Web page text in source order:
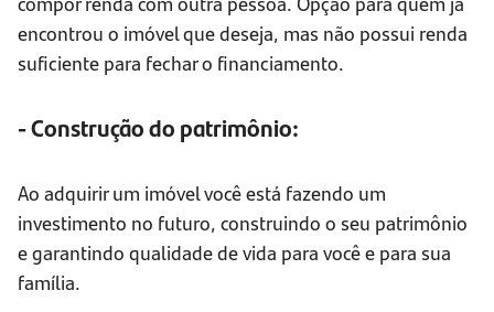
encontrou o imóvel que deseja, mas não possui renda
suficiente para fechar o financiamento.
- Construção do patrimônio:
Ao adquirir um imóvel você está fazendo um
investimento no futuro, construindo o seu patrimônio
e garantindo qualidade de vida para você e para sua
família.